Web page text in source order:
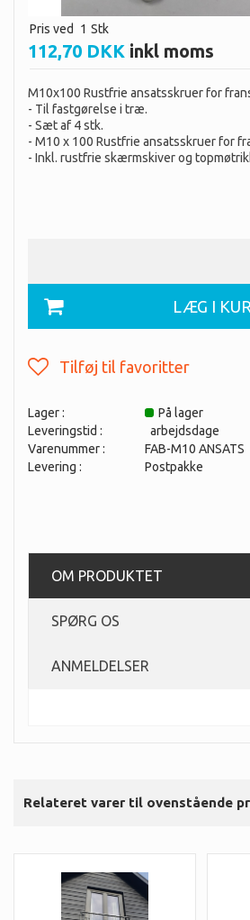
Pris ved 1 Stk
112,70 DKK inkl moms
M10x100 Rustfrie ansatsskruer for
- Til fastgørelse i træ.
- Sæt af 4 stk.
- M10 x 100 Rustfrie ansatsskruer for
- Inkl. rustfrie skærmskiver og
Lager :
På lager
Leveringstid :
arbejdsdage
Varenummer :
FAB-M10 ANSATS
Levering :
Postpakke
OM PRODUKTET
SPØRG OS
ANMELDELSER
Relateret varer til ovenstående